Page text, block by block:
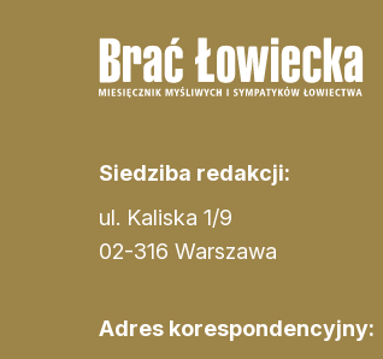
Siedziba redakcji:
ul. Kaliska 1/9
02-316 Warszawa
Adres korespondencyjny: